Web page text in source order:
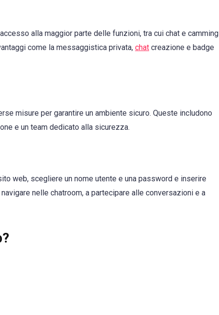
alla maggior parte delle funzioni, tra cui chat e camming
come la messaggistica privata, chat creazione e badge
misure per garantire un ambiente sicuro. Queste includono
e un team dedicato alla sicurezza.
web, scegliere un nome utente e una password e inserire
nelle chatroom, a partecipare alle conversazioni e a